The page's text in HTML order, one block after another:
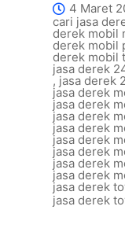
4 Maret
cari jasa
derek mobil
derek mobil
derek mobil
jasa derek
, jasa derek
jasa derek
jasa derek
jasa derek
jasa derek
jasa derek
jasa derek
jasa derek
jasa derek
jasa derek
jasa derek